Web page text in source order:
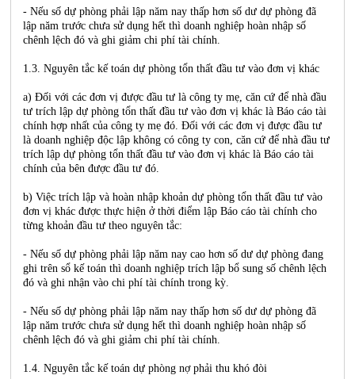
- Nếu số dự phòng phải lập năm nay thấp hơn số dư dự phòng đã
lập năm trước chưa sử dụng hết thì doanh nghiệp hoàn nhập số
chênh lệch đó và ghi giảm chi phí tài chính.
1.3. Nguyên tắc kế toán dự phòng tổn thất đầu tư vào đơn vị khác
a) Đối với các đơn vị được đầu tư là công ty mẹ, căn cứ để nhà đầu
tư trích lập dự phòng tổn thất đầu tư vào đơn vị khác là Báo cáo tài
chính hợp nhất của công ty mẹ đó. Đối với các đơn vị được đầu tư
là doanh nghiệp độc lập không có công ty con, căn cứ để nhà đầu tư
trích lập dự phòng tổn thất đầu tư vào đơn vị khác là Báo cáo tài
chính của bên được đầu tư đó.
b) Việc trích lập và hoàn nhập khoản dự phòng tổn thất đầu tư vào
đơn vị khác được thực hiện ở thời điểm lập Báo cáo tài chính cho
từng khoản đầu tư theo nguyên tắc:
- Nếu số dự phòng phải lập năm nay cao hơn số dư dự phòng đang
ghi trên sổ kế toán thì doanh nghiệp trích lập bổ sung số chênh lệch
đó và ghi nhận vào chi phí tài chính trong kỳ.
- Nếu số dự phòng phải lập năm nay thấp hơn số dư dự phòng đã
lập năm trước chưa sử dụng hết thì doanh nghiệp hoàn nhập số
chênh lệch đó và ghi giảm chi phí tài chính.
1.4. Nguyên tắc kế toán dự phòng nợ phải thu khó đòi